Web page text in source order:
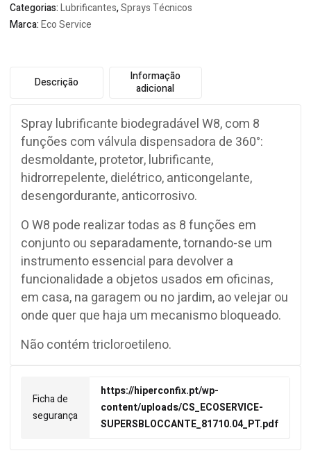
Categorias:Lubrificantes,Sprays Técnicos
Marca:Eco Service
Descrição
Informação
adicional
Spray lubrificante biodegradável W8, com 8
funções com válvula dispensadora de 360°:
desmoldante, protetor, lubrificante,
hidrorrepelente, dielétrico, anticongelante,
desengordurante, anticorrosivo.
O W8 pode realizar todas as 8 funções em
conjunto ou separadamente, tornando-se um
instrumento essencial para devolver a
funcionalidade a objetos usados em oficinas,
em casa, na garagem ou no jardim, ao velejar ou
onde quer que haja um mecanismo bloqueado.
Não contém tricloroetileno.
Ficha de
segurança
https://hiperconfix.pt/wp-
content/uploads/CS_ECOSERVICE-
SUPERSBLOCCANTE_81710.04_PT.pdf